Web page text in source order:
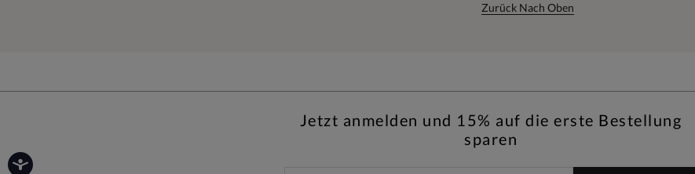
Zurück Nach Oben
Jetzt anmelden und 15% auf die erste Bestellung
sparen